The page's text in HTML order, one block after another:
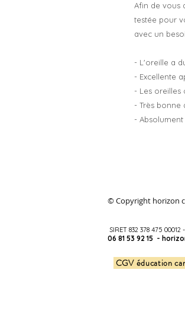
Afin de vous
testée pour
avec un
- L'oreille a
- Excellente
- Les oreilles
- Très bonne
-
SIRET 832 378 475
06 81 53 92 15 -
© Copyright horizon
CGV éducation